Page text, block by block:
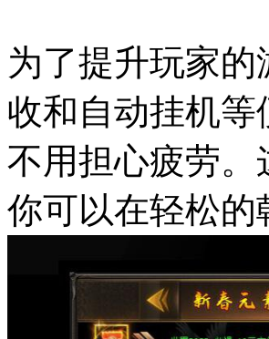
为了提升玩家
收和自动挂机
不用担心疲劳
你可以在轻松